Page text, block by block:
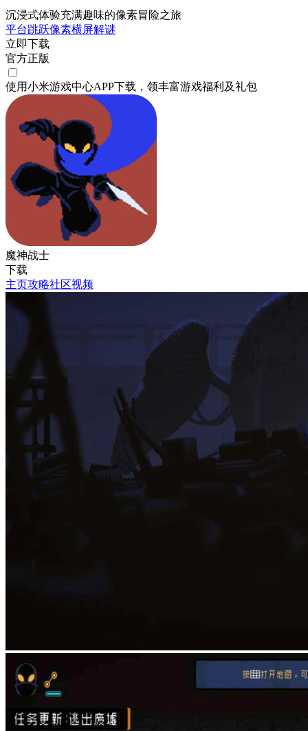
沉浸式体验充满趣味的像素冒险之旅
平台跳跃像素横屏解谜
立即下载
官方正版
使用小米游戏中心APP下载 ，领丰富游戏福利 及礼包
魔神战士
下载
主页攻略社区视频